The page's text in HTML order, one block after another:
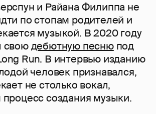
и Райана Филиппа не
по стопам родителей и
музыкой. В 2020 году
своюдебютную песнюпод
Run. В интервью изданию
человек признавался,
не столько вокал,
процесс создания музыки.